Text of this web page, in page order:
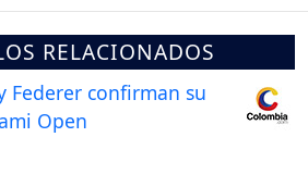
RELACIONADOS